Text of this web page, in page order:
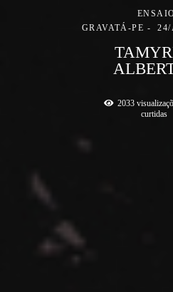
GRAVATÁ-PE
24/
2033
curtidas